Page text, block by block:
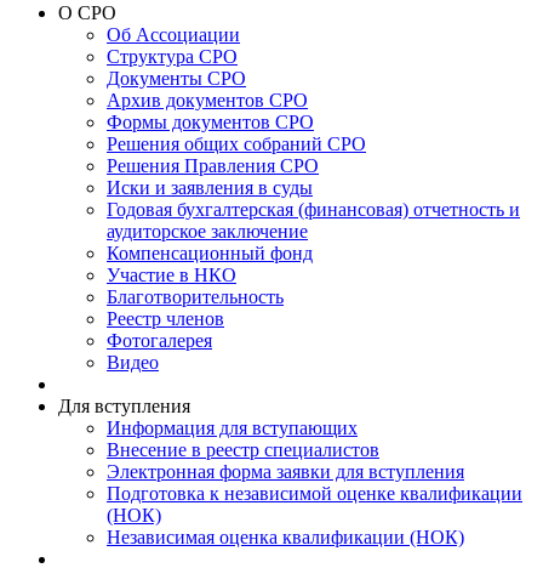
О СРО
Об Ассоциации
Структура СРО
Документы СРО
Архив документов СРО
Формы документов СРО
Решения общих собраний СРО
Решения Правления СРО
Иски и заявления в суды
Годовая бухгалтерская (финансовая) отчетность и
аудиторское заключение
Компенсационный фонд
Участие в НКО
Благотворительность
Реестр членов
Фотогалерея
Видео
Для вступления
Информация для вступающих
Внесение в реестр специалистов
Электронная форма заявки для вступления
Подготовка к независимой оценке квалификации
(НОК)
Независимая оценка квалификации (НОК)